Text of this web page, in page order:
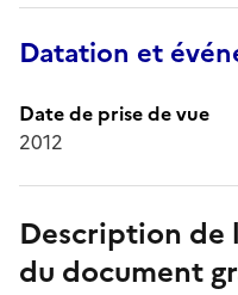
Datation et
Date de prise de vue
2012
Description de
du document